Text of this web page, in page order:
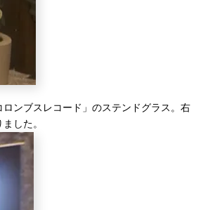
ロンブスレコード」のステンドグラス。右
した。